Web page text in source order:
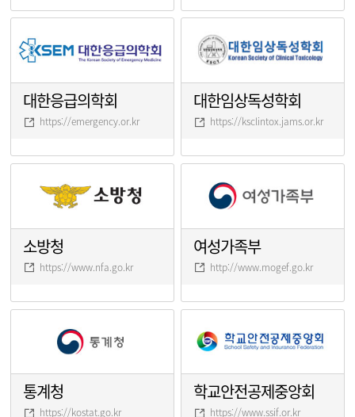
대한응급의학회
https://emergency.or.kr
대한임상독성학회
https://ksclintox.jams.or.kr
소방청
https://www.nfa.go.kr
여성가족부
http://www.mogef.go.kr
통계청
https://kostat.go.kr
학교안전공제중앙회
https://www.ssif.or.kr